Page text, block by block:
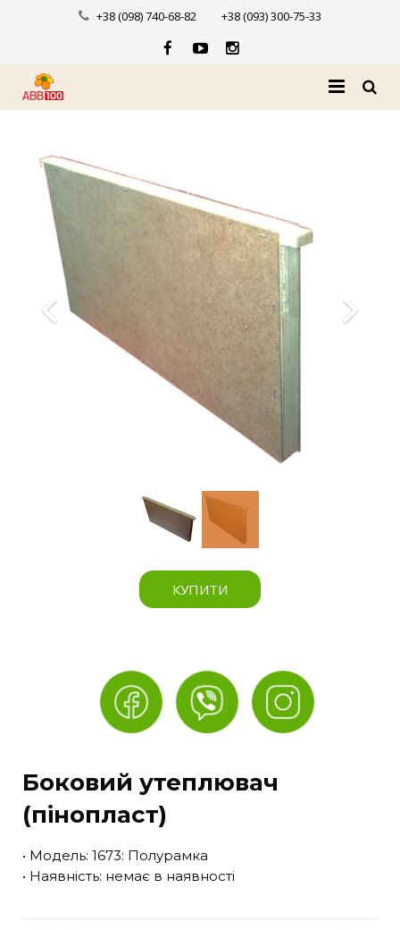
+38 (098) 740-68-82 +38 (093) 300-75-33
Про нас
Каталог
Доставка і оплата
Новини
КУПИТИ
Боковий утеплювач
(пінопласт)
• Модель: 1673: Полурамка
• Наявність: немає в наявності